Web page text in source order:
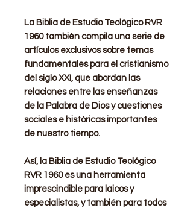
​La Biblia de Estudio Teológico RVR
1960 también compila una serie de
artículos exclusivos sobre temas
fundamentales para el cristianismo
del siglo XXI, que abordan las
relaciones entre las enseñanzas
de la Palabra de Dios y cuestiones
sociales e históricas importantes
de nuestro tiempo.
Así, la Biblia de Estudio Teológico
RVR 1960 es una herramienta
imprescindible para laicos y
especialistas, y también para todos